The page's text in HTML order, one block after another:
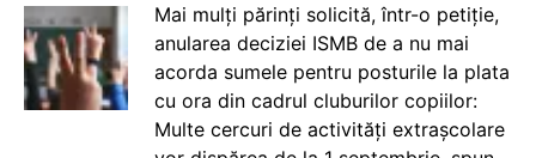
Mai mulți părinți solicită, într-o petiție,
anularea deciziei ISMB de a nu mai
acorda sumele pentru posturile la plata
cu ora din cadrul cluburilor copiilor:
Multe cercuri de activități extrașcolare